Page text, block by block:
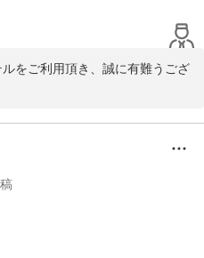
をご利用頂き、誠に有難うござ
じます。
ますようスタッフ一同精進致し
ビーホテルを宜しくお願い致し